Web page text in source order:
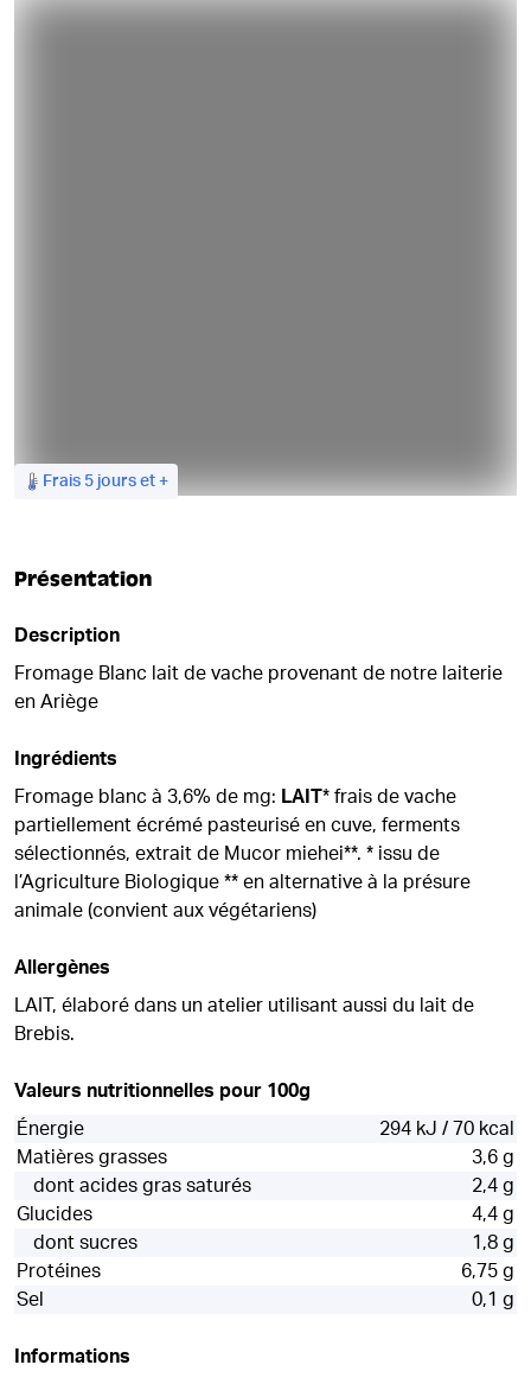
Frais 5 jours et +
Présentation
Description
Fromage Blanc lait de vache provenant de notre laiterie
en Ariège
Ingrédients
Fromage blanc à 3,6% de mg: LAIT* frais de vache
partiellement écrémé pasteurisé en cuve, ferments
sélectionnés, extrait de Mucor miehei**. * issu de
l’Agriculture Biologique ** en alternative à la présure
animale (convient aux végétariens)
Allergènes
LAIT, élaboré dans un atelier utilisant aussi du lait de
Brebis.
Valeurs nutritionnelles pour 100g
Énergie
294 kJ / 70 kcal
Matières grasses
3,6 g
dont acides gras saturés
2,4 g
Glucides
4,4 g
dont sucres
1,8 g
Protéines
6,75 g
Sel
0,1 g
Informations